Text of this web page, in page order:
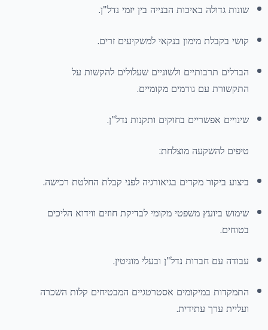
שונות גדולה באיכות הבנייה בין יזמי נדל"ן.
קושי בקבלת מימון בנקאי למשקיעים זרים.
הבדלים תרבותיים ולשוניים שעלולים להקשות על
התקשורת עם גורמים מקומיים.
שינויים אפשריים בחוקים ותקנות נדל"ן.
טיפים להשקעה מוצלחת:
ביצוע ביקור מקדים בגיאורגיה לפני קבלת החלטת רכישה.
שימוש ביועץ משפטי מקומי לבדיקת חוזים ווידוא הליכים
בטוחים.
עבודה עם חברות נדל"ן ובעלי מוניטין.
התמקדות במיקומים אסטרטגיים המבטיחים קלות השכרה
ועליית ערך עתידית.